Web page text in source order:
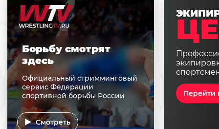
Перейти
Борьбу смотрят
здесь
Официальный стримминговый
сервис Федерации
спортивной борьбы России
Смотреть